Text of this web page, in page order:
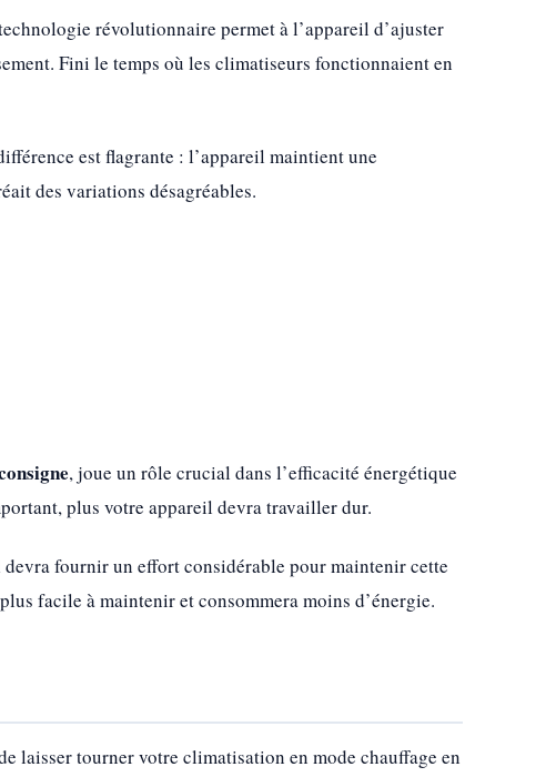
révolutionnaire permet à l’appareil d’ajuster
Fini le temps où les climatiseurs fonctionnaient en
est flagrante : l’appareil maintient une
des variations désagréables.
, joue un rôle crucial dans l’efficacité énergétique
plus votre appareil devra travailler dur.
fournir un effort considérable pour maintenir cette
facile à maintenir et consommera moins d’énergie.
laisser tourner votre climatisation en mode chauffage en